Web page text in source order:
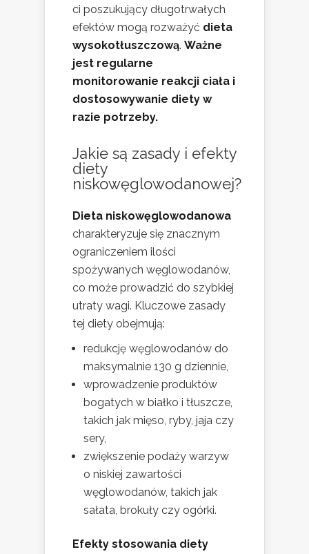
ci poszukujący długotrwałych
efektów mogą rozważyć dieta
wysokotłuszczową. Ważne
jest regularne
monitorowanie reakcji ciała i
dostosowywanie diety w
razie potrzeby.
Jakie są zasady i efekty
diety
niskowęglowodanowej?
Dieta niskowęglowodanowa
charakteryzuje się znacznym
ograniczeniem ilości
spożywanych węglowodanów,
co może prowadzić do szybkiej
utraty wagi. Kluczowe zasady
tej diety obejmują:
redukcję węglowodanów do
maksymalnie 130 g dziennie,
wprowadzenie produktów
bogatych w białko i tłuszcze,
takich jak mięso, ryby, jaja czy
sery,
zwiększenie podaży warzyw
o niskiej zawartości
węglowodanów, takich jak
sałata, brokuły czy ogórki.
Efekty stosowania diety